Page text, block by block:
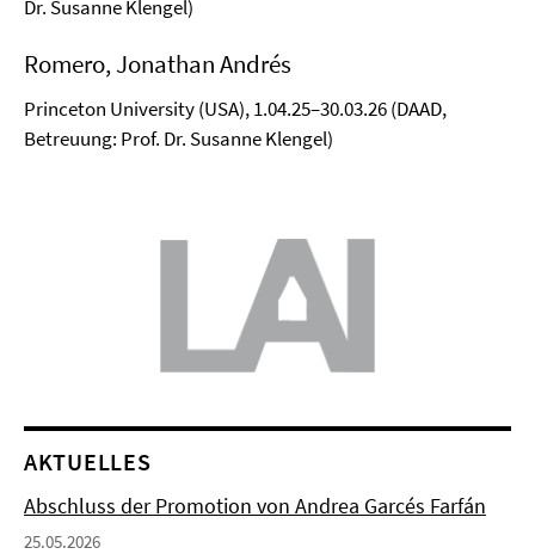
Dr. Susanne Klengel)
Romero, Jonathan Andrés
Princeton University (USA), 1.04.25–30.03.26 (DAAD,
Betreuung: Prof. Dr. Susanne Klengel)
AKTUELLES
Abschluss der Promotion von Andrea Garcés Farfán
25.05.2026